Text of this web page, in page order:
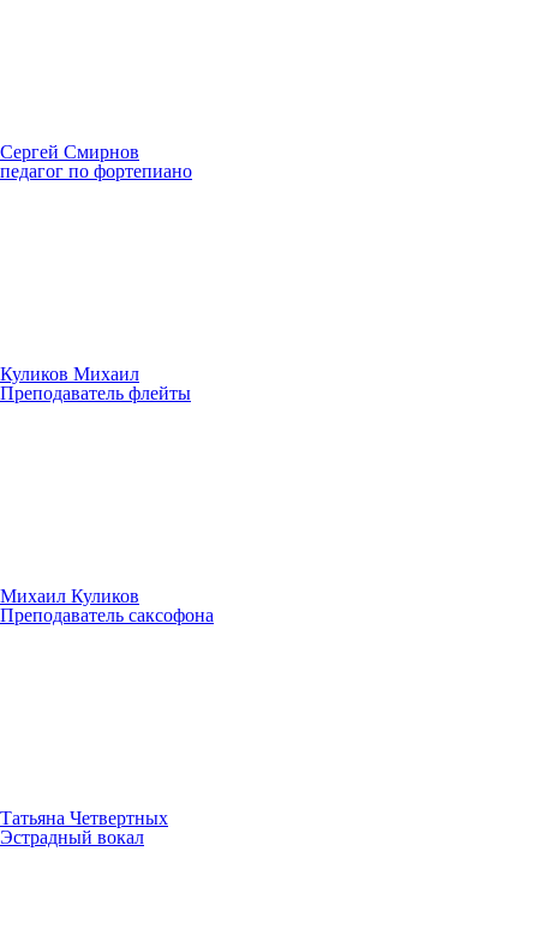
Сергей Смирнов
педагог по фортепиано
Куликов Михаил
Преподаватель флейты
Михаил Куликов
Преподаватель саксофона
Татьяна Четвертных
Эстрадный вокал